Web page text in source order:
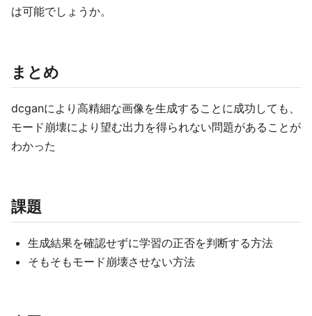
は可能でしょうか。
まとめ
dcganにより高精細な画像を生成することに成功しても、
モード崩壊により望む出力を得られない問題があることが
わかった
課題
生成結果を確認せずに学習の正否を判断する方法
そもそもモード崩壊させない方法